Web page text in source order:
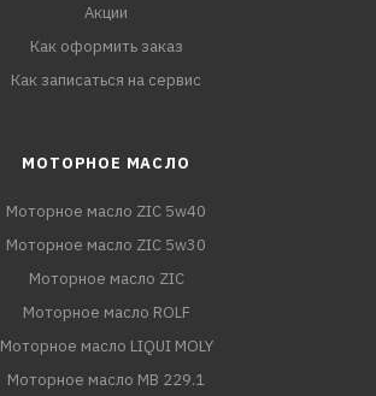
Акции
Как оформить заказ
Как записаться на сервис
МОТОРНОЕ МАСЛО
Моторное масло ZIC 5w40
Моторное масло ZIC 5w30
Моторное масло ZIC
Моторное масло ROLF
Моторное масло LIQUI MOLY
Моторное масло MB 229.1